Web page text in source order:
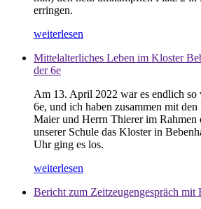
erringen.
weiterlesen
Mittelalterliches Leben im Kloster
der 6e
Am 13. April 2022 war es endlich so
6e, und ich haben zusammen mit
Maier und Herrn Thierer im Rahmen
unserer Schule das Kloster in
Uhr ging es los.
weiterlesen
Bericht zum Zeitzeugengespräch mit